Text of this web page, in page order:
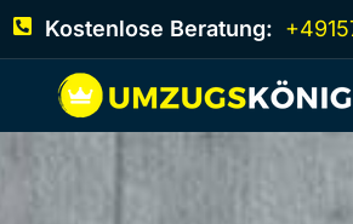
Kostenlose Beratung: